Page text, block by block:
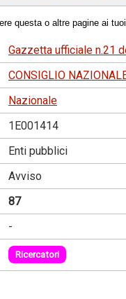
questa o altre pagine ai
Gazzetta ufficiale n.21
CONSIGLIO
Nazionale
1E001414
Enti pubblici
Avviso
87
-
Ricercatori